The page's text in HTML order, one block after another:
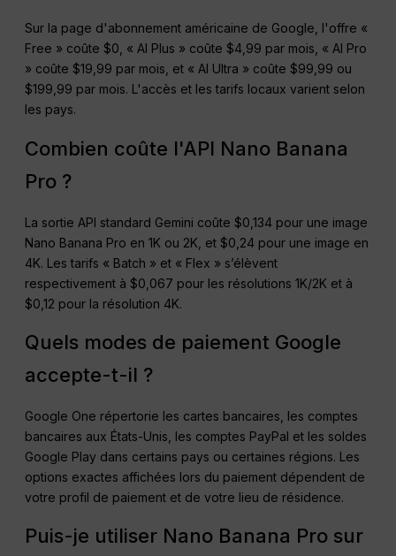
Sur la page d'abonnement américaine de Google, l'offre «
Free » coûte $0, « AI Plus » coûte $4,99 par mois, « AI Pro
» coûte $19,99 par mois, et « AI Ultra » coûte $99,99 ou
$199,99 par mois. L'accès et les tarifs locaux varient selon
les pays.
Combien coûte l'API Nano Banana
Pro ?
La sortie API standard Gemini coûte $0,134 pour une image
Nano Banana Pro en 1K ou 2K, et $0,24 pour une image en
4K. Les tarifs « Batch » et « Flex » s’élèvent
respectivement à $0,067 pour les résolutions 1K/2K et à
$0,12 pour la résolution 4K.
Quels modes de paiement Google
accepte-t-il ?
Google One répertorie les cartes bancaires, les comptes
bancaires aux États-Unis, les comptes PayPal et les soldes
Google Play dans certains pays ou certaines régions. Les
options exactes affichées lors du paiement dépendent de
votre profil de paiement et de votre lieu de résidence.
Puis-je utiliser Nano Banana Pro sur